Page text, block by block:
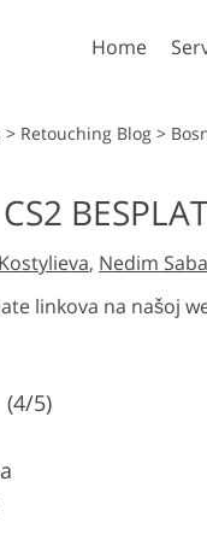
Home
Editing
Entire
> Retouching Blog >
, Nedim
linkova na našoj
(4/5)